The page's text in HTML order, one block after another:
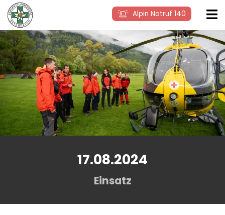
Alpin Notruf 140
17.08.2024
Einsatz